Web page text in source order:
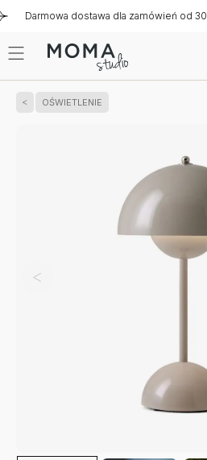
dostawa dla zamówień od 300 zł
OŚWIETLENIE